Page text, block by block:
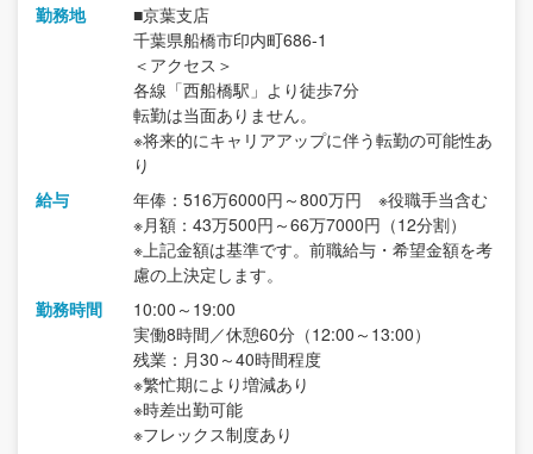
勤務地
■京葉支店
千葉県船橋市印内町686-1
＜アクセス＞
各線「西船橋駅」より徒歩7分
転勤は当面ありません。
※将来的にキャリアアップに伴う転勤の可能性あ
り
給与
年俸：516万6000円～800万円 ※役職手当含む
※月額：43万500円～66万7000円（12分割）
※上記金額は基準です。前職給与・希望金額を考
慮の上決定します。
勤務時間
10:00～19:00
実働8時間／休憩60分（12:00～13:00）
残業：月30～40時間程度
※繁忙期により増減あり
※時差出勤可能
※フレックス制度あり